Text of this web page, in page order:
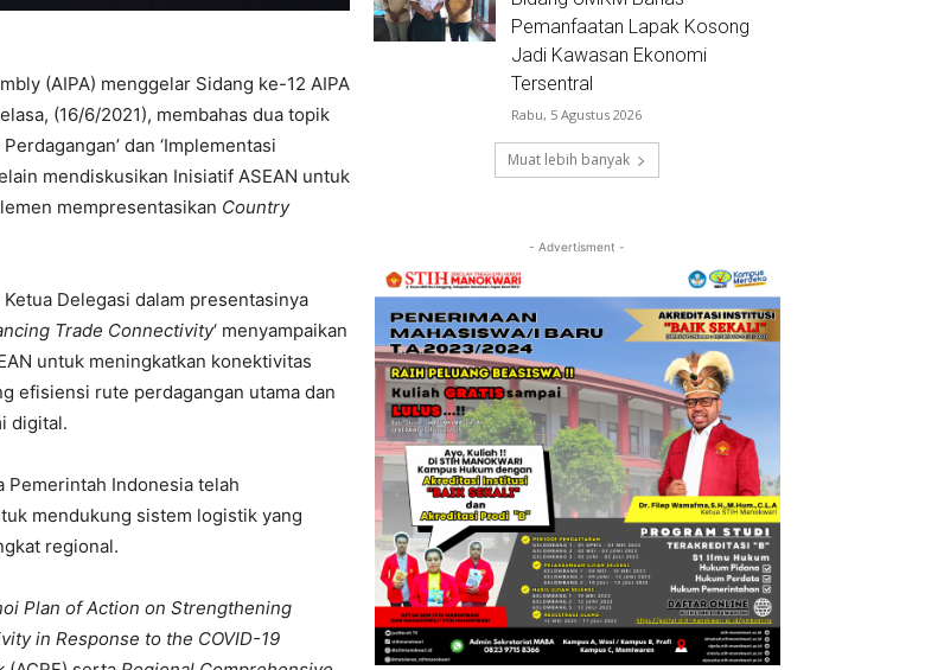
(AIPA) menggelar Sidang ke-12 AIPA
(16/6/2021), membahas dua topik
dan ‘Implementasi
mendiskusikan Inisiatif ASEAN untuk
mempresentasikan Country
Ketua Delegasi dalam presentasinya
Trade Connectivity‘ menyampaikan
untuk meningkatkan konektivitas
efisiensi rute perdagangan utama dan
digital.
Pemerintah Indonesia telah
mendukung sistem logistik yang
regional.
Plan of Action on Strengthening
in Response to the COVID-19
Pemanfaatan Lapak Kosong
Jadi Kawasan Ekonomi
Tersentral
Rabu, 5 Agustus 2026
Muat lebih banyak
- Advertisment -